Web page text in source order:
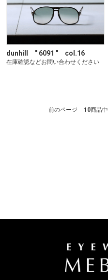
dunhill " 6091 " col.16
在庫確認などお問い合わせください
前のページ 10商品中